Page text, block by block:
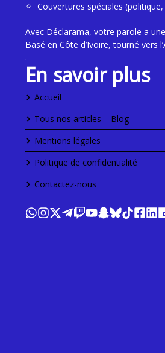
Couvertures spéciales
Avec Déclarama, votre parole a
Basé en Côte d’Ivoire, tourné vers
.
En savoir plus
Accueil
Tous nos articles – Blog
Mentions légales
Politique de confidentialité
Contactez-nous